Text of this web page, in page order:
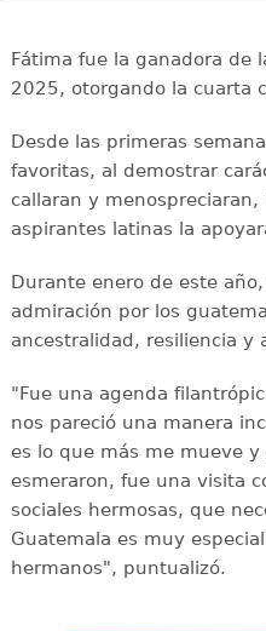
Fátima fue la ganadora de
2025, otorgando la cuarta
Desde las primeras
favoritas, al demostrar
callaran y
aspirantes latinas la
Durante enero de este
admiración por los
ancestralidad, resiliencia y
"Fue una agenda
nos pareció una manera
es lo que más me mueve
esmeraron, fue una visita
sociales hermosas, que
Guatemala es muy
hermanos", puntualizó.